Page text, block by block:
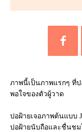
ภาพนี้เป็นภาพแรกๆ ที่ป
พอใจของตัวผู้วาด
ปอฝ้ายเจอภาพต้นแบบ
ปอฝ้ายนับถือและชื่นชม